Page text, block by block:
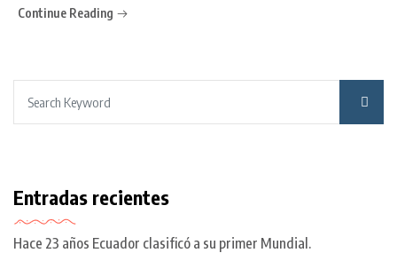
Continue Reading
Entradas recientes
Hace 23 años Ecuador clasificó a su primer Mundial.